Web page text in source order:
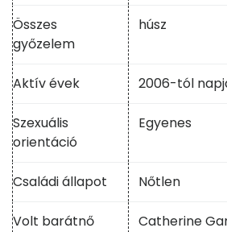
Összes
győzelem
húsz
Aktív évek 2006-tól
Szexuális
orientáció
Egyenes
Családi állapot Nőtlen
Volt barátnő Catherine